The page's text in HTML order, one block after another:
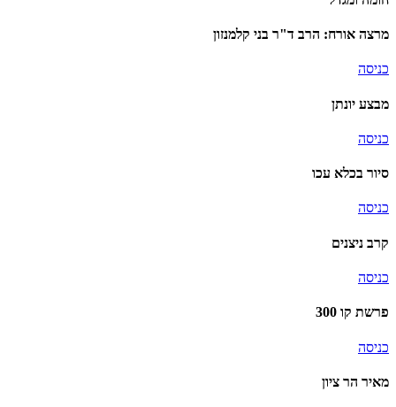
מרצה אורח: הרב ד"ר בני קלמנזון
כניסה
מבצע יונתן
כניסה
סיור בכלא עכו
כניסה
קרב ניצנים
כניסה
פרשת קו 300
כניסה
מאיר הר ציון